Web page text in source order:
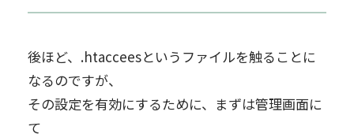
後ほど、.htacceesというファイルを触ることに
なるのですが、
その設定を有効にするために、まずは管理画面に
て